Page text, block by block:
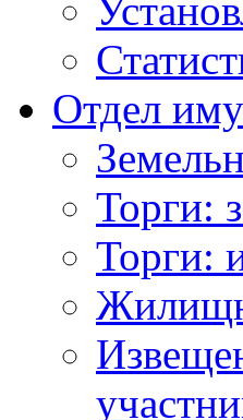
Отдел
Торги:
Торги: